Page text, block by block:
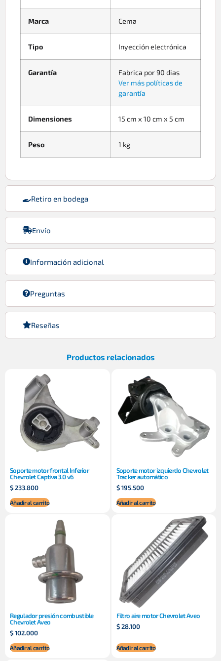
Retiro en bodega
Envío
Información adicional
Preguntas
Reseñas
Marca Cema
Tipo Inyección electrónica
Garantía
Fabrica por 90 dias
Ver más políticas de
garantía
Dimensiones 15 cm x 10 cm x 5 cm
Peso 1 kg
Productos relacionados
Soporte motor frontal Inferior
Chevrolet Captiva 3.0 v6
$233.800
Añadir al carrito
Soporte motor izquierdo Chevrolet
Tracker automático
$195.500
Añadir al carrito
Regulador presión combustible
Chevrolet Aveo
$102.000
Añadir al carrito
Filtro aire motor Chevrolet Aveo
$28.100
Añadir al carrito